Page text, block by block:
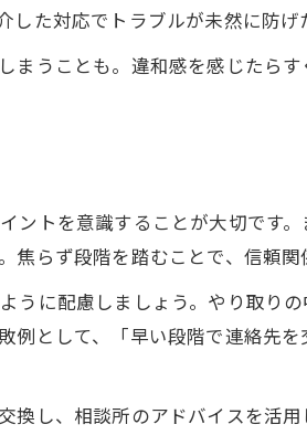
た対応でトラブルが未然に防げ
うことも。違和感を感じたら
トを意識することが大切です
らず段階を踏むことで、信頼関
うに配慮しましょう。やり取り
として、「早い段階で連絡先を
し、相談所のアドバイスを活